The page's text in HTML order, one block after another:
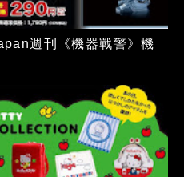
週刊《機器戰警》機